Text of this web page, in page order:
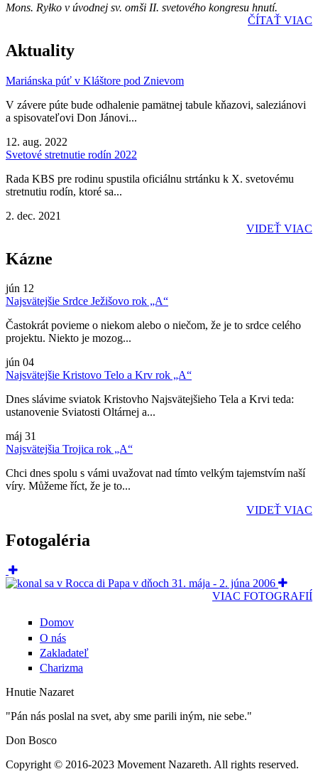
Mons. Ryłko v úvodnej sv. omši II. svetového kongresu hnutí.
ČÍTAŤ VIAC
Aktuality
Mariánska púť v Kláštore pod Znievom
V závere púte bude odhalenie pamätnej tabule kňazovi, saleziánovi
a spisovateľovi Don Jánovi...
12. aug. 2022
Svetové stretnutie rodín 2022
Rada KBS pre rodinu spustila oficiálnu strtánku k X. svetovému
stretnutiu rodín, ktoré sa...
2. dec. 2021
VIDEŤ VIAC
Kázne
jún 12
Najsvätejšie Srdce Ježišovo rok „A“
Častokrát povieme o niekom alebo o niečom, že je to srdce celého
projektu. Niekto je mozog...
jún 04
Najsvätejšie Kristovo Telo a Krv rok „A“
Dnes slávime sviatok Kristovho Najsvätejšieho Tela a Krvi teda:
ustanovenie Sviatosti Oltárnej a...
máj 31
Najsvätejšia Trojica rok „A“
Chci dnes spolu s vámi uvažovat nad tímto velkým tajemstvím naší
víry. Můžeme říct, že je to...
VIDEŤ VIAC
Fotogaléria
VIAC FOTOGRAFIÍ
Domov
O nás
Zakladateľ
Charizma
Hnutie Nazaret
"Pán nás poslal na svet, aby sme parili iným, nie sebe."
Don Bosco
Copyright © 2016-2023 Movement Nazareth. All rights reserved.